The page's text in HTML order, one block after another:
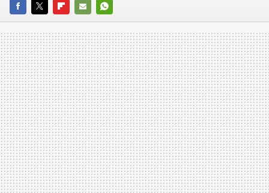
FACEBOOK
TWITTERFLIPBOARD
E-
MAIL
WHATSAPP